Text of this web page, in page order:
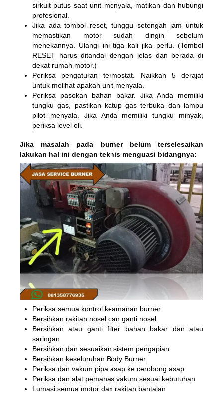
sirkuit putus saat unit menyala, matikan dan hubungi
profesional.
Jika ada tombol reset, tunggu setengah jam untuk
memastikan motor sudah dingin sebelum
menekannya. Ulangi ini tiga kali jika perlu. (Tombol
RESET harus ditandai dengan jelas dan berada di
dekat rumah motor.)
Periksa pengaturan termostat. Naikkan 5 derajat
untuk melihat apakah unit menyala.
Periksa pasokan bahan bakar. Jika Anda memiliki
tungku gas, pastikan katup gas terbuka dan lampu
pilot menyala. Jika Anda memiliki tungku minyak,
periksa level oli.
Jika masalah pada burner belum terselesaikan
lakukan hal ini dengan teknis menguasi bidangnya:
Periksa semua kontrol keamanan burner
Bersihkan rakitan nosel dan ganti nosel
Bersihkan atau ganti filter bahan bakar dan atau
saringan
Bersihkan dan sesuaikan sistem pengapian
Bersihkan keseluruhan Body Burner
Periksa dan vakum pipa asap ke cerobong asap
Periksa dan alat pemanas vakum sesuai kebutuhan
Lumasi semua motor dan rakitan bantalan